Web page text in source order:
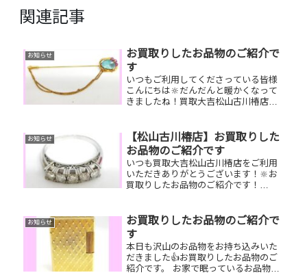
関連記事
お知らせ
お買取りしたお品物のご紹介で
す
いつもご利用してくださっている皆様
こんにちは🔆だんだんと暖かくなって
きましたね！買取大吉松山古川椿店は
ローチ GUCCI 財
布 オメガ 時計お家で眠っ
て...
お知らせ
【松山古川椿店】お買取りした
お品物のご紹介です
いつも買取大吉松山古川椿店をご利用
いただきありがとうございます！🔆お
買取りしたお品物のご紹介です！
っているお品物はございませんか？そ
のお品物ぜひ！買取大吉松山古川椿...
お知らせ
お買取りしたお品物のご紹介で
す
本日も沢山のお品物をお持ち込みいた
だきました👍お買取りしたお品物のご
紹介です。 お家で眠っているお品物が